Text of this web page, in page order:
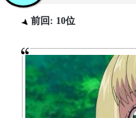
前回: 10位